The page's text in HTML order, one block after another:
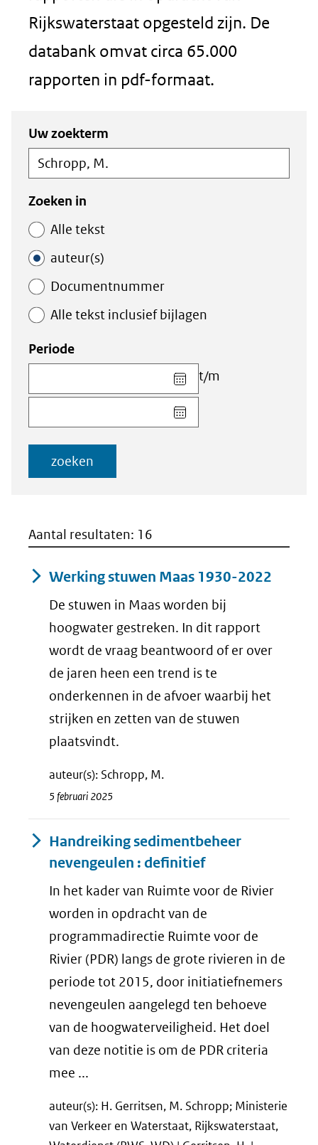
Rijkswaterstaat opgesteld zijn. De
databank omvat circa 65.000
rapporten in pdf-formaat.
Zoeken
in
de
index
Zoeken
binnen
de
index
Uw zoekterm
Zoeken in
Alle tekst
auteur(s)
Documentnummer
Alle tekst inclusief bijlagen
Periode
Kies
datum
voor
veld
t/m
Kies
datum
zoeken
Aantal resultaten: 16
Werking stuwen Maas 1930-2022
De stuwen in Maas worden bij
hoogwater gestreken. In dit rapport
wordt de vraag beantwoord of er over
de jaren heen een trend is te
onderkennen in de afvoer waarbij het
strijken en zetten van de stuwen
plaatsvindt.
auteur(s): Schropp, M.
5 februari 2025
Handreiking sedimentbeheer
nevengeulen : definitief
In het kader van Ruimte voor de Rivier
worden in opdracht van de
programmadirectie Ruimte voor de
Rivier (PDR) langs de grote rivieren in de
periode tot 2015, door initiatiefnemers
nevengeulen aangelegd ten behoeve
van de hoogwaterveiligheid. Het doel
van deze notitie is om de PDR criteria
mee ...
auteur(s): H. Gerritsen, M. Schropp; Ministerie
van Verkeer en Waterstaat, Rijkswaterstaat,